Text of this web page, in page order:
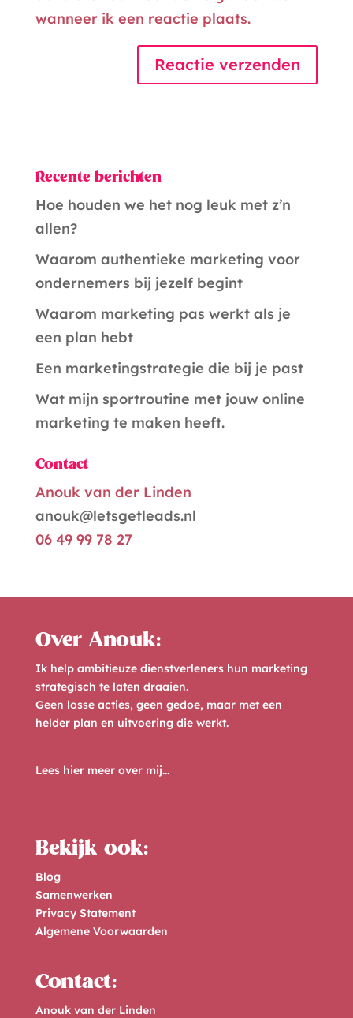
wanneer ik een reactie plaats.
e
r
n
a
t
v
e
:
Recente berichten
Hoe houden we het nog leuk met z’n
allen?
Waarom authentieke marketing voor
ondernemers bij jezelf begint
Waarom marketing pas werkt als je
een plan hebt
Een marketingstrategie die bij je past
Wat mijn sportroutine met jouw online
marketing te maken heeft.
Contact
Anouk van der Linden
anouk@letsgetleads.nl
06 49 99 78 27
Over Anouk:
Ik help ambitieuze dienstverleners hun marketing
strategisch te laten draaien.
Geen losse acties, geen gedoe, maar met een
helder plan en uitvoering die werkt.
Lees hier meer over mij...
Bekijk ook:
Blog
Samenwerken
Privacy Statement
Algemene Voorwaarden
Contact:
Anouk van der Linden